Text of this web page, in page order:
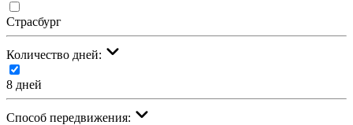
Страсбург
Количество дней:
8 дней
Cпособ передвижения: